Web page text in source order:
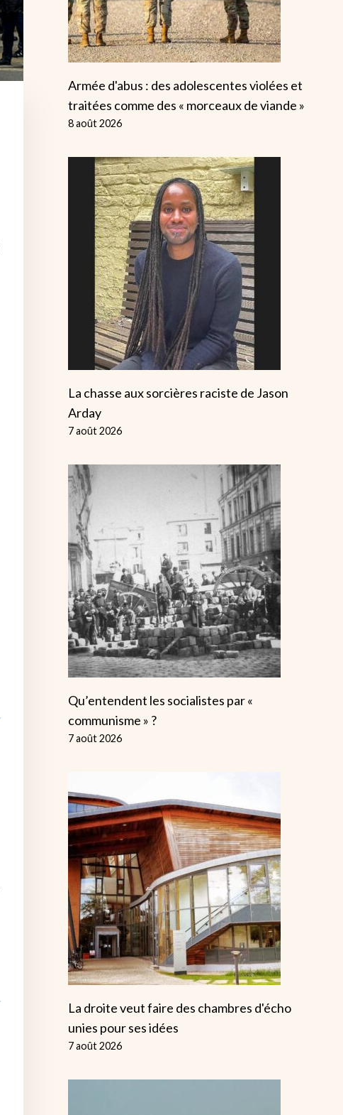
Armée d'abus : des adolescentes violées et
traitées comme des « morceaux de viande »
8 août 2026
La chasse aux sorcières raciste de Jason
Arday
7 août 2026
Qu’entendent les socialistes par «
communisme » ?
7 août 2026
La droite veut faire des chambres d'écho
unies pour ses idées
7 août 2026